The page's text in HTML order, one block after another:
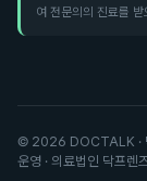
여 전문의의 진료를
© 2026 DOCTALK
운영 · 의료법인 닥프렌